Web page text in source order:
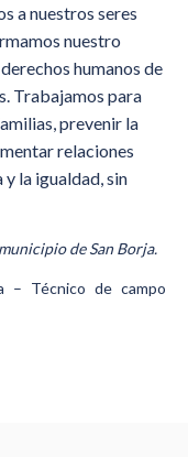
a nuestros seres
nuestro
humanos de
Trabajamos para
prevenir la
relaciones
y la igualdad, sin
de San Borja.
– Técnico de campo